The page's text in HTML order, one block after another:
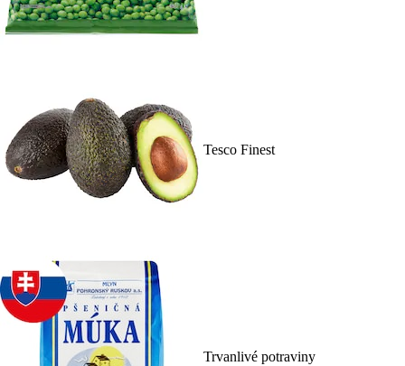
Tesco Finest
Trvanlivé potraviny